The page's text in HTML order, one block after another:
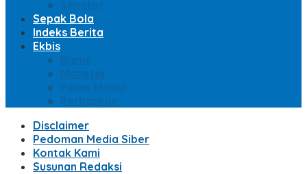
Senator
Sepak Bola
Indeks Berita
Ekbis
Bisnis
Moneter
Pasar Modal
Perbankan
Disclaimer
Pedoman Media Siber
Kontak Kami
Susunan Redaksi